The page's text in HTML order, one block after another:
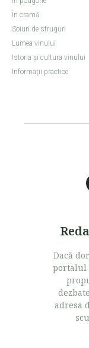
În cramă
Soiuri de struguri
Lumea vinului
Istoria şi cultura vinului
Informaţii practice
Dacă
portalul
adresa